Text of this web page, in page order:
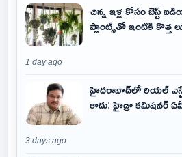
చిన్న ఇళ్ల కోసం బెస్ట్
ప్లాంట్స్‌తో ఇంటికి కొత్త
1 day ago
హైదరాబాద్‌లో రియల్
కాదు: హైడ్రా కమిషనర్
3 days ago